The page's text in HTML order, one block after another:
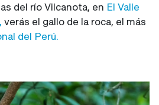
del río Vilcanota, en El Valle
verás el gallo de la roca, el más
del Perú.